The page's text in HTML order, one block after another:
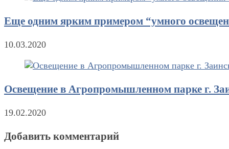
Еще одним ярким примером “умного
10.03.2020
Освещение в Агропромышленном парке г.
19.02.2020
Добавить комментарий